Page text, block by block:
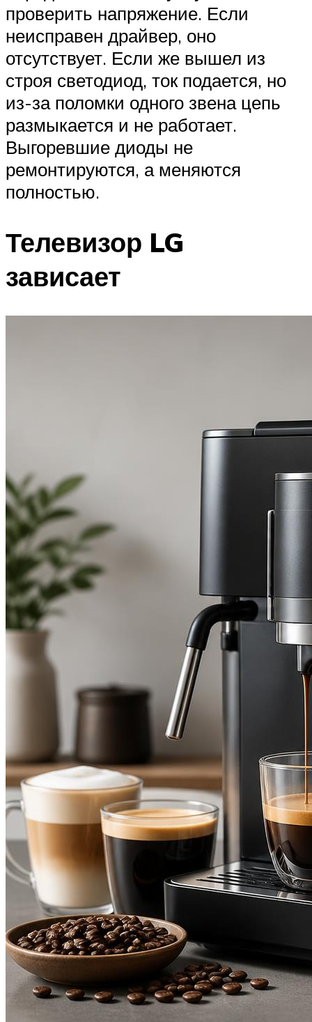
проверить напряжение. Если
неисправен драйвер, оно
отсутствует. Если же вышел из
строя светодиод, ток подается, но
из-за поломки одного звена цепь
размыкается и не работает.
Выгоревшие диоды не
ремонтируются, а меняются
полностью.
Телевизор LG
зависает